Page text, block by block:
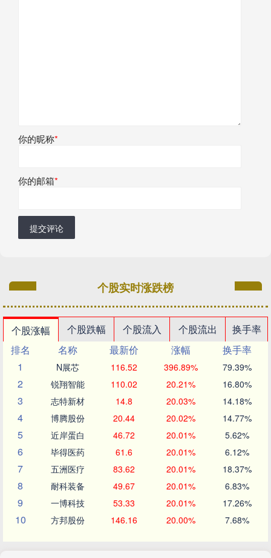
你的昵称*
你的邮箱*
提交评论
个股实时涨跌榜
个股涨幅 个股跌幅 个股流入 个股流出
换手率
排名
名称 最新价 涨幅
换手率
1
N展芯 116.52 396.89% 79.39%
2 锐翔智能 110.02 20.21% 16.80%
3 志特新材 14.8 20.03% 14.18%
4 博腾股份 20.44 20.02% 14.77%
5 近岸蛋白 46.72 20.01% 5.62%
6 毕得医药 61.6 20.01% 6.12%
7 五洲医疗 83.62 20.01% 18.37%
8 耐科装备 49.67 20.01% 6.83%
9 一博科技 53.33 20.01% 17.26%
10 方邦股份 146.16 20.00% 7.68%